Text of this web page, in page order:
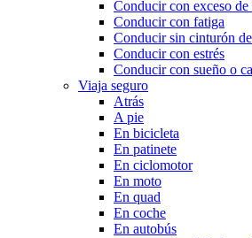
Conducir con exceso
Conducir con fatiga
Conducir sin cinturón
Conducir con estrés
Conducir con sueño o
Viaja seguro
Atrás
A pie
En bicicleta
En patinete
En ciclomotor
En moto
En quad
En coche
En autobús